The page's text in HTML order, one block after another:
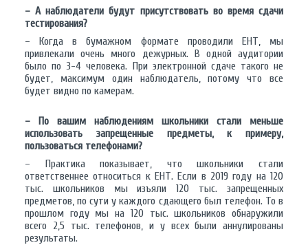
– А наблюдатели будут присутствовать во время сдачи
тестирования?
– Когда в бумажном формате проводили ЕНТ, мы
привлекали очень много дежурных. В одной аудитории
было по 3-4 человека. При электронной сдаче такого не
будет, максимум один наблюдатель, потому что все
будет видно по камерам.
– По вашим наблюдениям школьники стали меньше
использовать запрещенные предметы, к примеру,
пользоваться телефонами?
– Практика показывает, что школьники стали
ответственнее относиться к ЕНТ. Если в 2019 году на 120
тыс. школьников мы изъяли 120 тыс. запрещенных
предметов, по сути у каждого сдающего был телефон. То в
прошлом году мы на 120 тыс. школьников обнаружили
всего 2,5 тыс. телефонов, и у всех были аннулированы
результаты.